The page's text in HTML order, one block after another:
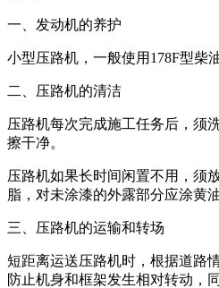
一、发动机的养护
小型压路机，一般使用178F型柴
二、压路机的清洁
压路机每次完成施工任务后，须
擦干净。
压路机如果长时间闲置不用，须
脂，对未涂漆的外露部分应涂黄
三、压路机的运输和转场
短距离运送压路机时，根据道路
防止机身和框架发生相对转动，